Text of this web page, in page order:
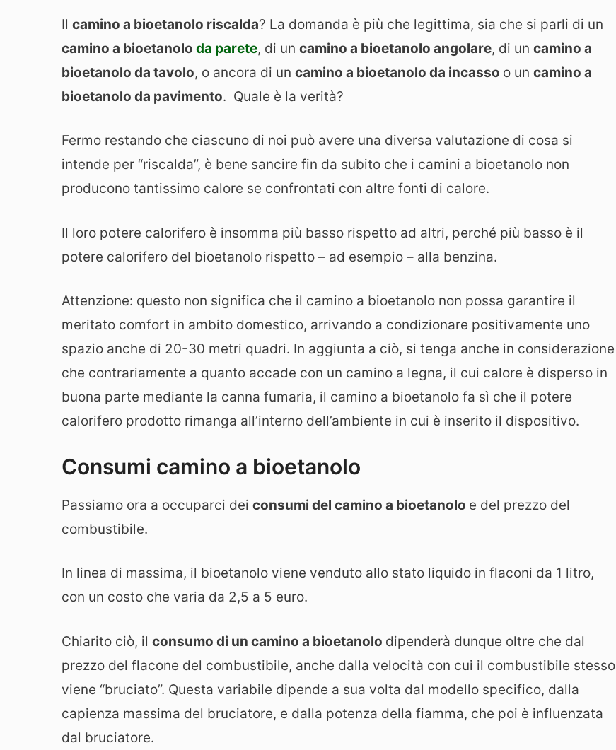
Il camino a bioetanolo riscalda? La domanda è più che legittima, sia che si parli di un
camino a bioetanolo da parete, di un camino a bioetanolo angolare, di un camino a
bioetanolo da tavolo, o ancora di un camino a bioetanolo da incasso o un camino a
bioetanolo da pavimento. Quale è la verità?
Fermo restando che ciascuno di noi può avere una diversa valutazione di cosa si
intende per “riscalda”, è bene sancire fin da subito che i camini a bioetanolo non
producono tantissimo calore se confrontati con altre fonti di calore.
Il loro potere calorifero è insomma più basso rispetto ad altri, perché più basso è il
potere calorifero del bioetanolo rispetto – ad esempio – alla benzina.
Attenzione: questo non significa che il camino a bioetanolo non possa garantire il
meritato comfort in ambito domestico, arrivando a condizionare positivamente uno
spazio anche di 20-30 metri quadri. In aggiunta a ciò, si tenga anche in considerazione
che contrariamente a quanto accade con un camino a legna, il cui calore è disperso in
buona parte mediante la canna fumaria, il camino a bioetanolo fa sì che il potere
calorifero prodotto rimanga all’interno dell’ambiente in cui è inserito il dispositivo.
Consumi camino a bioetanolo
Passiamo ora a occuparci dei consumi del camino a bioetanolo e del prezzo del
combustibile.
In linea di massima, il bioetanolo viene venduto allo stato liquido in flaconi da 1 litro,
con un costo che varia da 2,5 a 5 euro.
Chiarito ciò, il consumo di un camino a bioetanolo dipenderà dunque oltre che dal
prezzo del flacone del combustibile, anche dalla velocità con cui il combustibile stesso
viene “bruciato”. Questa variabile dipende a sua volta dal modello specifico, dalla
capienza massima del bruciatore, e dalla potenza della fiamma, che poi è influenzata
dal bruciatore.